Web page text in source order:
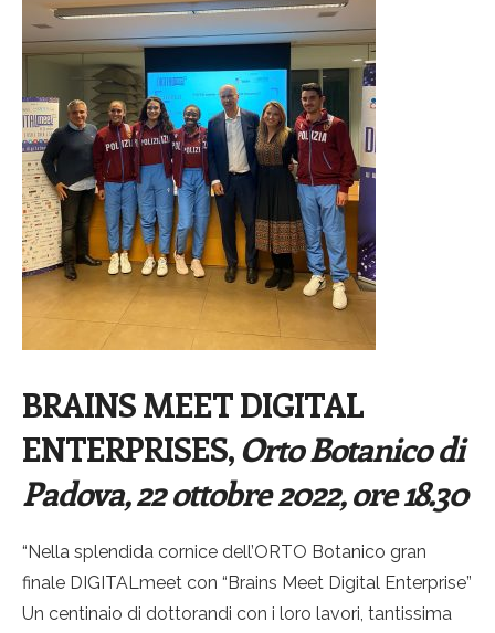
BRAINS MEET DIGITAL
ENTERPRISES,Orto Botanico di
Padova, 22 ottobre 2022, ore 18.30
“Nella splendida cornice dell’ORTO Botanico gran
finale DIGITALmeet con “Brains Meet Digital Enterprise”
Un centinaio di dottorandi con i loro lavori, tantissima